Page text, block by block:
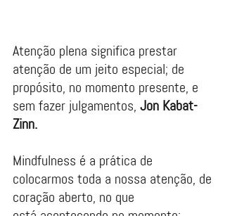
Atenção plena significa prestar
atenção de um jeito especial; de
propósito, no momento presente, e
sem fazer julgamentos, Jon Kabat-
Zinn.
Mindfulness é a prática de
colocarmos toda a nossa atenção, de
coração aberto, no que